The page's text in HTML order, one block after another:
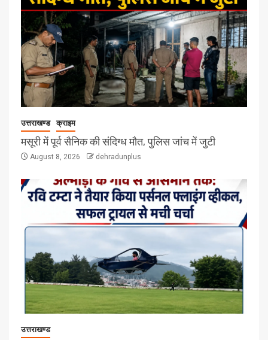
उत्तराखण्ड क्राइम
मसूरी में पूर्व सैनिक की संदिग्ध मौत, पुलिस जांच में जुटी
August 8, 2026 dehradunplus
उत्तराखण्ड